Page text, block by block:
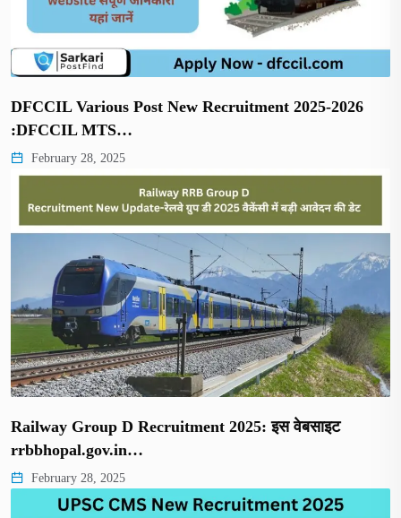
DFCCIL Various Post New Recruitment 2025-2026
:DFCCIL MTS…
February 28, 2025
Railway Group D Recruitment 2025: इस वेबसाइट
rrbbhopal.gov.in…
February 28, 2025